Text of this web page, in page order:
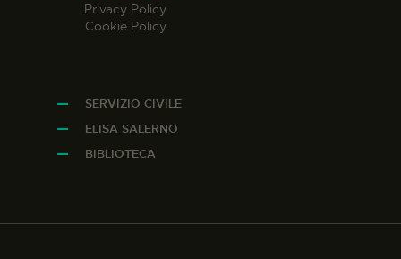
Privacy Policy
Cookie Policy
SERVIZIO CIVILE
ELISA SALERNO
BIBLIOTECA